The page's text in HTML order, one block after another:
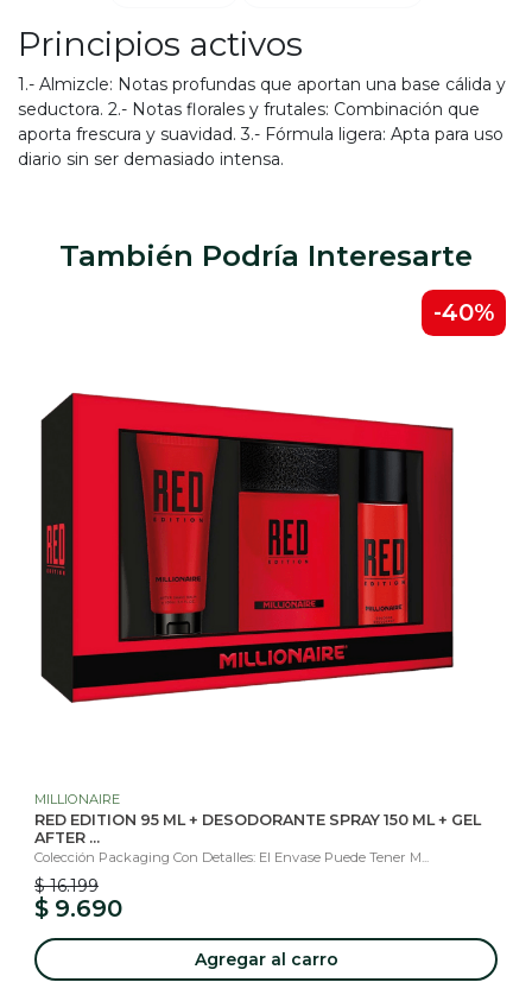
Principios activos
1.- Almizcle: Notas profundas que aportan una base cálida y
seductora. 2.- Notas florales y frutales: Combinación que
aporta frescura y suavidad. 3.- Fórmula ligera: Apta para uso
diario sin ser demasiado intensa.
También Podría Interesarte
-40%
MILLIONAIRE
RED EDITION 95 ML + DESODORANTE SPRAY 150 ML + GEL
AFTER ...
Colección Packaging Con Detalles: El Envase Puede Tener M...
$ 16.199
$ 9.690
Agregar al carro